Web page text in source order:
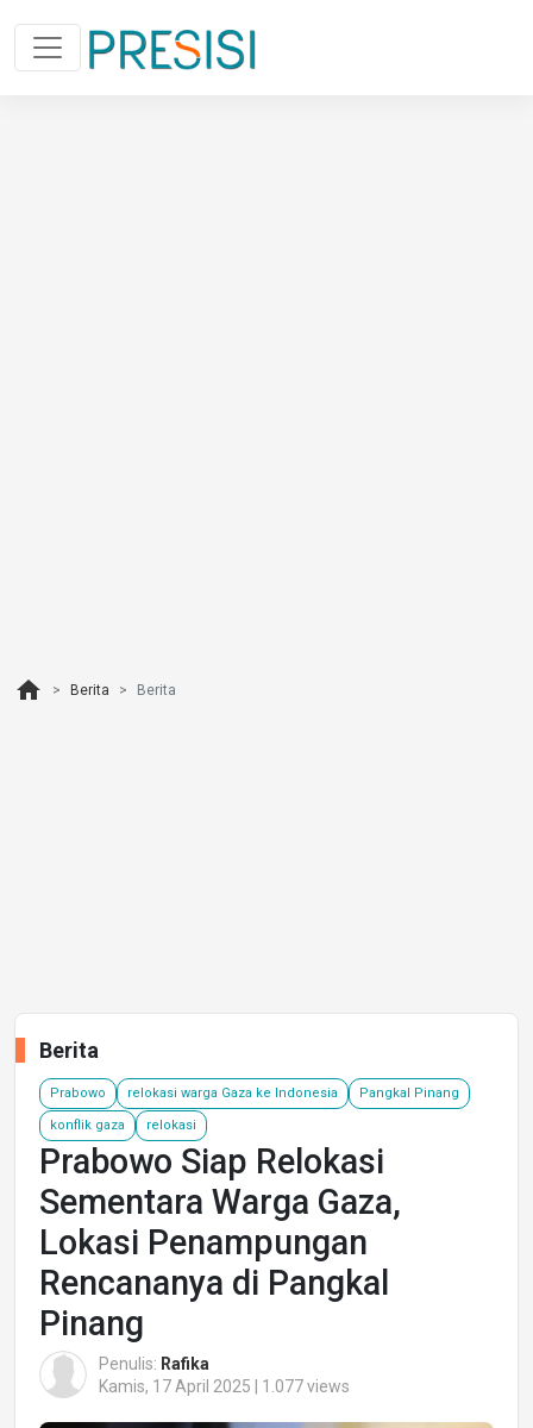
home Berita Berita
Berita
Prabowo relokasi warga Gaza ke Indonesia Pangkal Pinang
konflik gaza relokasi
Prabowo Siap Relokasi
Sementara Warga Gaza,
Lokasi Penampungan
Rencananya di Pangkal
Pinang
Penulis: Rafika
Kamis, 17 April 2025 | 1.077 views